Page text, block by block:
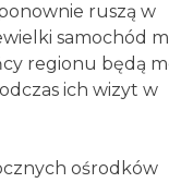
ruszą w
samochód
regionu będą
ich wizyt w
ośrodków